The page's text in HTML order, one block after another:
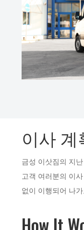
이사
금성 이삿짐의 지
고객 여러분의 이
없이 이행되어 나
How It